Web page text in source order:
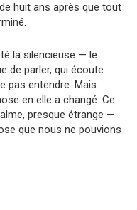
huit ans après que tout
la silencieuse — le
de parler, qui écoute
pas entendre. Mais
en elle a changé. Ce
presque étrange —
que nous ne pouvions